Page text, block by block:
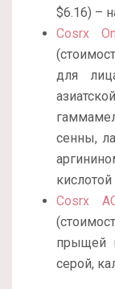
$6.16) –
Cosrx
для
сенны,
кислотой
Cosrx
прыщей
серой,